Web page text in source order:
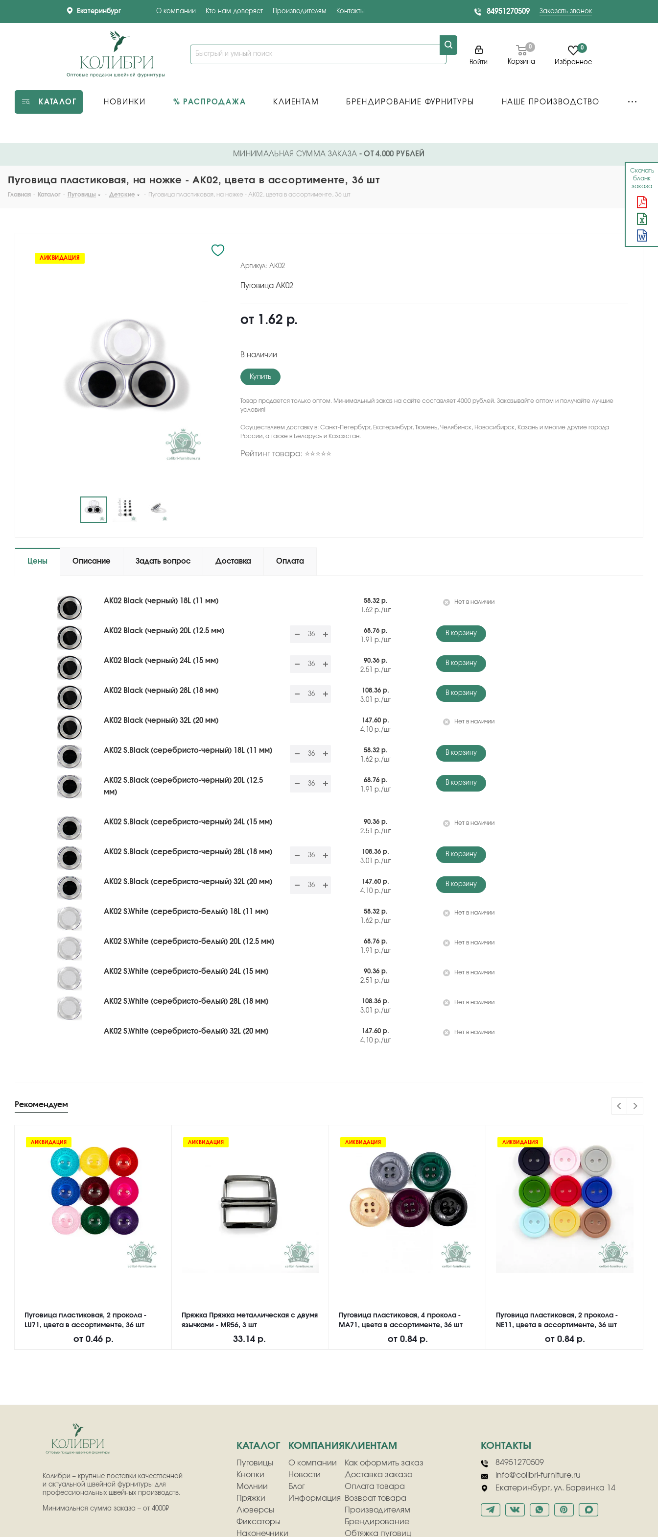
Скачать
бланк
заказа
Екатеринбург О компании Кто нам доверяет Производителям Контакты 84951270509 Заказать звонок
Войти Корзина
0 0
Избранное
КАТАЛОГ НОВИНКИ % РАСПРОДАЖА КЛИЕНТАМ БРЕНДИРОВАНИЕ ФУРНИТУРЫ НАШЕ ПРОИЗВОДСТВО
МИНИМАЛЬНАЯ СУММА ЗАКАЗА - ОТ 4.000 РУБЛЕЙ
Пуговица пластиковая, на ножке - AK02, цвета в ассортименте, 36 шт
Главная - Каталог - Пуговицы - Детские - Пуговица пластиковая, на ножке - AK02, цвета в ассортименте, 36 шт
ЛИКВИДАЦИЯ
Артикул: AK02
Пуговица AK02
от 1.62 р.
В наличии
Купить
Товар продается только оптом. Минимальный заказ на сайте составляет 4000 рублей. Заказывайте оптом и получайте лучшие
условия!
Осуществляем доставку в: Санкт-Петербург, Екатеринбург, Тюмень, Челябинск, Новосибирск, Казань и многие другие города
России, а также в Беларусь и Казахстан.
Рейтинг товара: ⭐⭐⭐⭐⭐
Цены Описание Задать вопрос Доставка Оплата
AK02 Black (черный) 18L (11 мм)
58.32 р.
1.62р./шт
Нет в наличии
AK02 Black (черный) 20L (12.5 мм)
68.76 р.
1.91
р./шт
В корзину
AK02 Black (черный) 24L (15 мм)
90.36 р.
2.51
р./шт
В корзину
AK02 Black (черный) 28L (18 мм)
108.36 р.
3.01
р./шт
В корзину
AK02 Black (черный) 32L (20 мм)
147.60 р.
4.10р./шт
Нет в наличии
AK02 S.Black (серебристо-черный) 18L (11 мм)
58.32 р.
1.62р./шт
В корзину
AK02 S.Black (серебристо-черный) 20L (12.5
мм)
68.76 р.
1.91
р./шт
В корзину
AK02 S.Black (серебристо-черный) 24L (15 мм)
90.36 р.
2.51
р./шт
Нет в наличии
AK02 S.Black (серебристо-черный) 28L (18 мм)
108.36 р.
3.01
р./шт
В корзину
AK02 S.Black (серебристо-черный) 32L (20 мм)
147.60 р.
4.10р./шт
В корзину
AK02 S.White (серебристо-белый) 18L (11 мм)
58.32 р.
1.62р./шт
Нет в наличии
AK02 S.White (серебристо-белый) 20L (12.5 мм)
68.76 р.
1.91
р./шт
Нет в наличии
AK02 S.White (серебристо-белый) 24L (15 мм)
90.36 р.
2.51
р./шт
Нет в наличии
AK02 S.White (серебристо-белый) 28L (18 мм)
108.36 р.
3.01
р./шт
Нет в наличии
AK02 S.White (серебристо-белый) 32L (20 мм)
147.60 р.
4.10р./шт
Нет в наличии
Рекомендуем
ЛИКВИДАЦИЯ
Пуговица пластиковая, 2 прокола -
LU71, цвета в ассортименте, 36 шт
от 0.46 р.
ЛИКВИДАЦИЯ
Пряжка Пряжка металлическая с двумя
язычками - MR56, 3 шт
33.14 р.
ЛИКВИДАЦИЯ
Пуговица пластиковая, 4 прокола -
MA71, цвета в ассортименте, 36 шт
от 0.84 р.
ЛИКВИДАЦИЯ
Пуговица пластиковая, 2 прокола -
NE11, цвета в ассортименте, 36 шт
от 0.84 р.
Колибри – крупные поставки качественной
и актуальной швейной фурнитуры для
профессиональных швейных производств.
Минимальная сумма заказа – от 4000₽
КАТАЛОГ
Пуговицы
Кнопки
Молнии
Пряжки
Люверсы
Фиксаторы
Наконечники
КОМПАНИЯ
О компании
Новости
Блог
Информация
КЛИЕНТАМ
Как оформить заказ
Доставка заказа
Оплата товара
Возврат товара
Производителям
Брендирование
Обтяжка пуговиц
КОНТАКТЫ
84951270509
info@colibri-furniture.ru
Екатеринбург, ул. Барвинка 14